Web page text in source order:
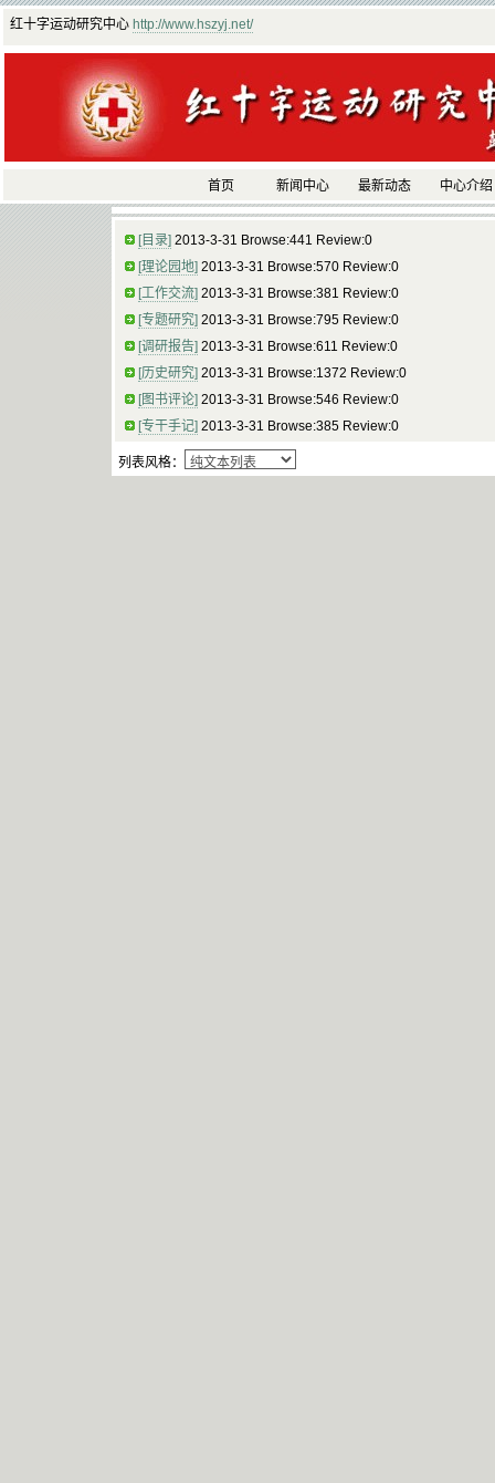
红十字运动研究中心 http://www.hszyj.net/
首页 新闻中心 最新动态 中心介绍
[目录] 2013-3-31 Browse:441 Review:0
[理论园地] 2013-3-31 Browse:570 Review:0
[工作交流] 2013-3-31 Browse:381 Review:0
[专题研究] 2013-3-31 Browse:795 Review:0
[调研报告] 2013-3-31 Browse:611 Review:0
[历史研究] 2013-3-31 Browse:1372 Review:0
[图书评论] 2013-3-31 Browse:546 Review:0
[专干手记] 2013-3-31 Browse:385 Review:0
列表风格：